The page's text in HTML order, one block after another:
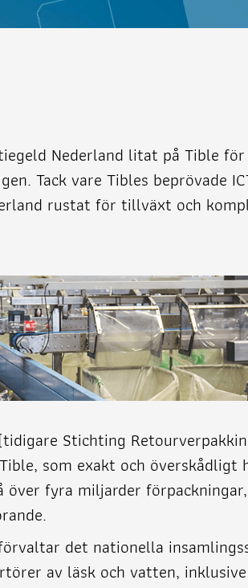
Nederland litat på Tible
Tack vare Tibles beprövade
rustat för tillväxt och
Stichting
som exakt och
över fyra miljarder
det nationella
av läsk och vatten,